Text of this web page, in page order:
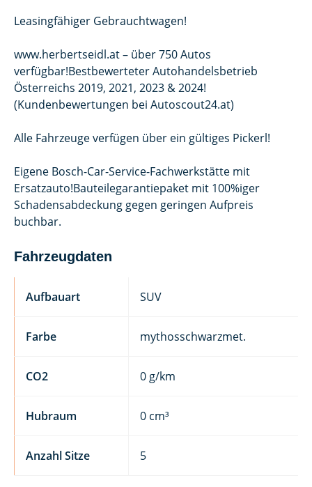
Leasingfähiger Gebrauchtwagen!
www.herbertseidl.at – über 750 Autos
verfügbar!Bestbewerteter Autohandelsbetrieb
Österreichs 2019, 2021, 2023 & 2024!
(Kundenbewertungen bei Autoscout24.at)
Alle Fahrzeuge verfügen über ein gültiges Pickerl!
Eigene Bosch-Car-Service-Fachwerkstätte mit
Ersatzauto!Bauteilegarantiepaket mit 100%iger
Schadensabdeckung gegen geringen Aufpreis
buchbar.
Fahrzeugdaten
Aufbauart SUV
Farbe mythosschwarzmet.
CO2 0 g/km
Hubraum 0 cm³
Anzahl Sitze 5